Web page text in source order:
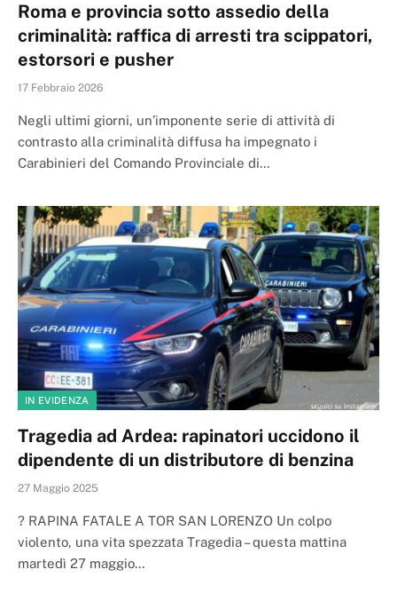
Roma e provincia sotto assedio della
criminalità: raffica di arresti tra scippatori,
estorsori e pusher
17 Febbraio 2026
Negli ultimi giorni, un’imponente serie di attività di
contrasto alla criminalità diffusa ha impegnato i
Carabinieri del Comando Provinciale di…
IN EVIDENZA
Tragedia ad Ardea: rapinatori uccidono il
dipendente di un distributore di benzina
27 Maggio 2025
? RAPINA FATALE A TOR SAN LORENZO Un colpo
violento, una vita spezzata Tragedia – questa mattina
martedì 27 maggio…